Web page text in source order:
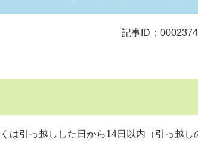
記事ID：0002374
は引っ越しした日から14日以内（引っ越し